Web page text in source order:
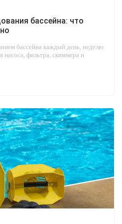
бассейна: что
бассейна каждый день, неделю
насоса, фильтра, скиммера и